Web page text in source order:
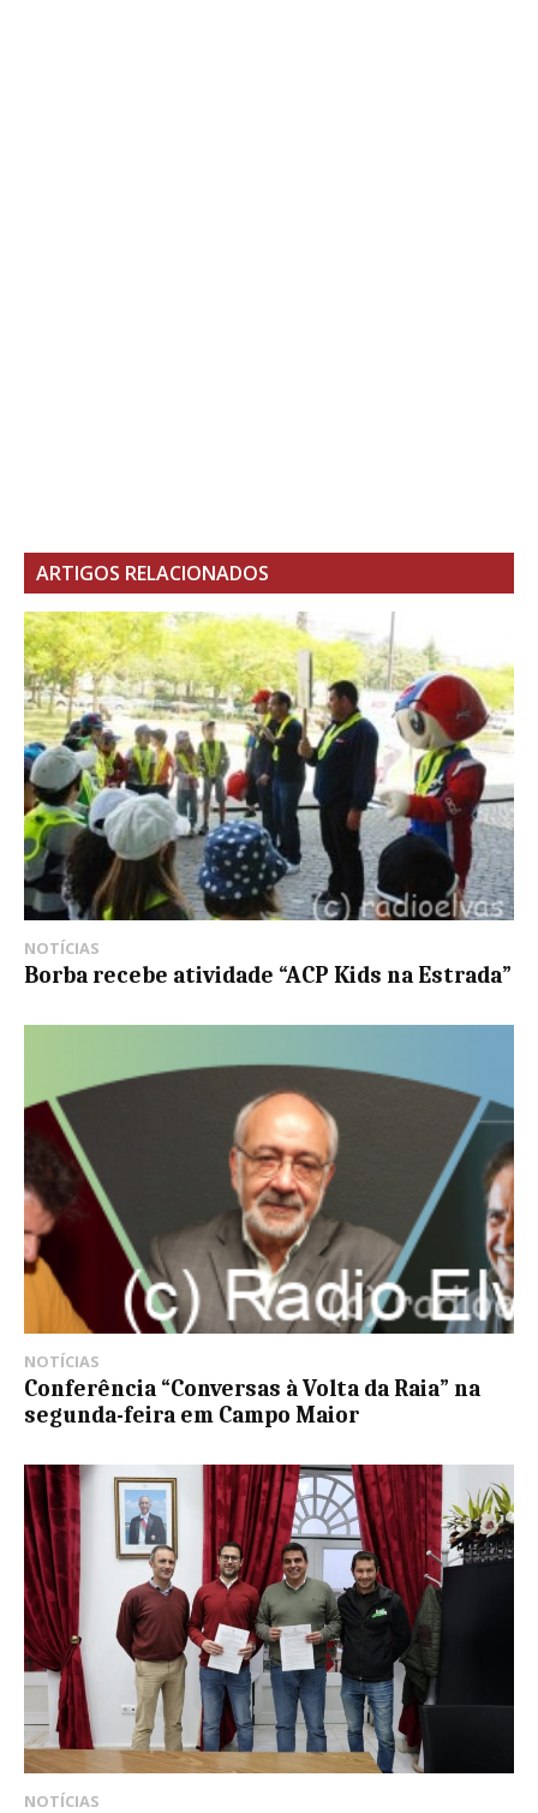
ARTIGOS RELACIONADOS
NOTÍCIAS
Borba recebe atividade “ACP Kids na Estrada”
NOTÍCIAS
Conferência “Conversas à Volta da Raia” na
segunda-feira em Campo Maior
NOTÍCIAS